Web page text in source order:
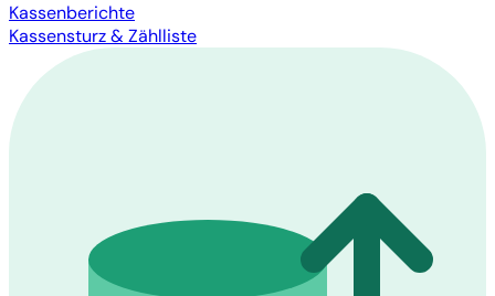
Kassenberichte
Kassensturz & Zählliste